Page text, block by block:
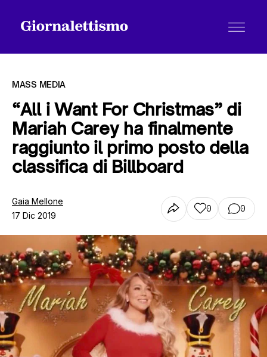
Tutti gli articoli
MASS MEDIA
“All i Want For Christmas” di
Mariah Carey ha finalmente
raggiunto il primo posto della
classifica di Billboard
Gaia Mellone
17 Dic 2019
0 0